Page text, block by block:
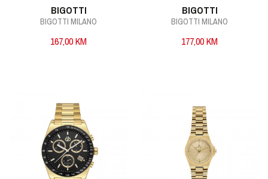
BIGOTTI
BIGOTTI MILANO
167,00KM
BIGOTTI
BIGOTTI MILANO
177,00KM